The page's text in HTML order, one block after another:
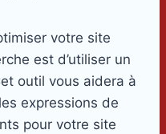
votre site
est d’utiliser un
outil vous aidera à
expressions de
pour votre site